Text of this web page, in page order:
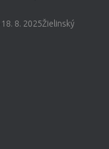
18. 8. 2025Žielinský